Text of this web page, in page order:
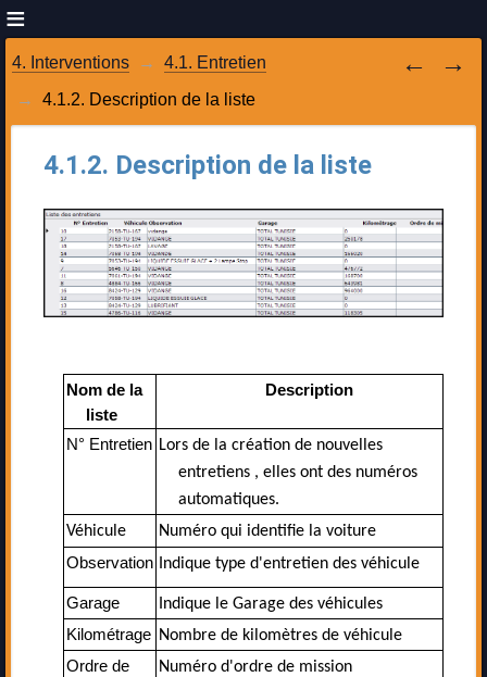
4. Interventions
4.1. Entretien
4.1.2. Description de la liste
4.1.2. Description de la liste
Nom de la
liste
Description
N° Entretien Lors de la création de nouvelles
entretiens , elles ont des numéros
automatiques.
Véhicule
Numéro qui identifie la voiture
Observation
Indique type d'entretien des véhicule
Garage
Indique le Garage des véhicules
Kilométrage Nombre de kilomètres de véhicule
Ordre de
Numéro d'ordre de mission